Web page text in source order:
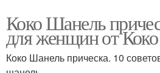
Коко Шанель
для женщин от
Коко Шанель прическа. 10